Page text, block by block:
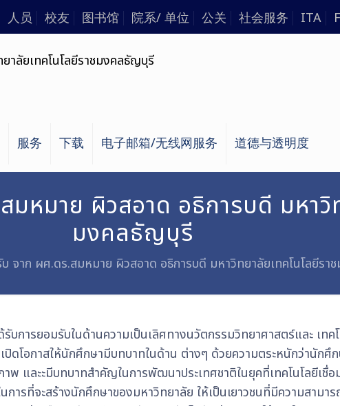
人员 校友 图书馆 院系/ 单位 公关 社会服务 ITA
服务 下载 电子邮箱/无线网服务 道德与透明度
หมาย ผิวสอาด อธิการบดี มหาวิ
มงคลธัญบุรี
จาก ผศ.ดร.สมหมาย ผิวสอาด อธิการบดี มหาวิทยาลัยเทคโนโลยีรา
บการยอมรับในด้านความเป็นเลิศทางนวัตกรรมวิทยาศาสตร์และ เท
ดโอกาสให้นักศึกษามีบทบาทในด้าน ต่างๆ ด้วยความตระหนักว่านักศึ
และะมีบทบาทสำคัญในการพัฒนาประเทศชาติในยุคที่เทคโนโลยีเชื่
รที่จะสร้างนักศึกษาของมหาวิทยาลัย ให้เป็นเยาวชนที่มีความสามา